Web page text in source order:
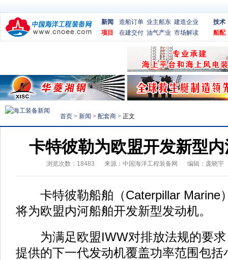
新闻 造船订单 业主船东 建造企业
项目
在建交付 油气产业 市场解读
技术
船配
首页 > 新闻 > 配套商 > 正文
卡特彼勒为欧盟开发新型
浏览次数： 18483 来源： 中国海洋工程装备网 编辑：庞晓宇
卡特彼勒船舶（Caterpillar Marine
将为欧盟内河船舶开发新型发动机。
为满足欧盟IWW对排放法规的要求
提供的下一代发动机覆盖功率范围包括